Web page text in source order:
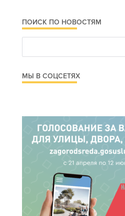
ПОИСК ПО НОВОСТЯМ
МЫ В СОЦСЕТЯХ